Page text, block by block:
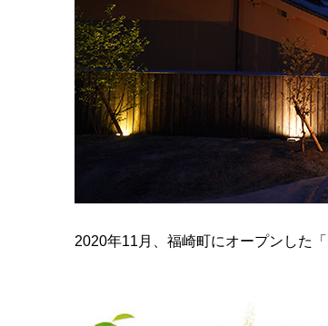
2020年11 月、福崎町にオープンした「